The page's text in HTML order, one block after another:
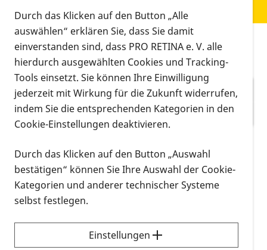
Vorlesen
Fakten zur Diabetischen Retinopathie
Leben mit Diabetischer Retinopathie
Unser Angebot
Die Diabetische Retinopathie (DR) (Engl.: Diabetic
retinopathy)ist eine Erkrankung der Netzhaut. Sie
tritt bei fortgeschrittenem Diabetes auf und führt
zum Verlust der Sehschärfe, zu Schädigungen der
Netzhaut und zu Blutungen in die Netzhaut.
Durch das Klicken auf den Button „Alle
auswählen“ erklären Sie, dass Sie damit
einverstanden sind, dass PRO RETINA e. V. alle
hierdurch ausgewählten Cookies und Tracking-
Tools einsetzt. Sie können Ihre Einwilligung
jederzeit mit Wirkung für die Zukunft widerrufen,
indem Sie die entsprechenden Kategorien in den
Cookie-Einstellungen deaktivieren.
Durch das Klicken auf den Button „Auswahl
bestätigen“ können Sie Ihre Auswahl der Cookie-
Kategorien und anderer technischer Systeme
selbst festlegen.
Einstellungen